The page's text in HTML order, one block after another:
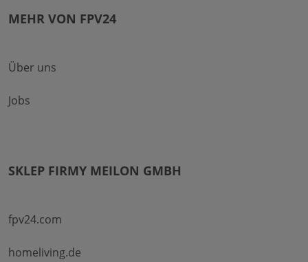
MEHR VON FPV24
Über uns
Jobs
SKLEP FIRMY MEILON GMBH
fpv24.com
homeliving.de